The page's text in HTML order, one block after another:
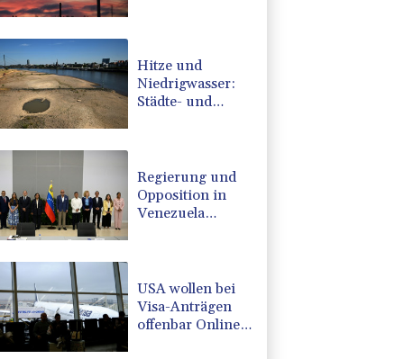
Hitze und
Niedrigwasser:
Städte- und
Kraftakt"
Regierung und
Opposition in
Venezuela
USA wollen bei
Visa-Anträgen
offenbar Online-